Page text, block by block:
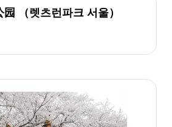
（렛츠런파크 서울）